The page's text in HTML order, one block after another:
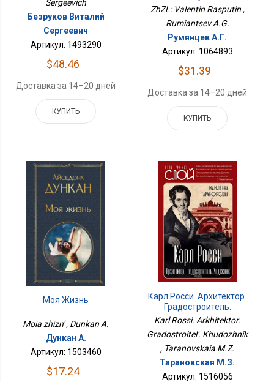
Sergeevich
Безруков Виталий
Сергеевич
Артикул: 1493290
$48.46
Доставка за 14–20 дней
КУПИТЬ
ZhZL: Valentin Rasputin ,
Rumiantsev A.G.
Румянцев А.Г.
Артикул: 1064893
$31.39
Доставка за 14–20 дней
КУПИТЬ
Моя Жизнь
Moia zhizn' , Dunkan A.
Дункан А.
Артикул: 1503460
$17.24
Карл Росси. Архитектор.
Градостроитель.
Художник
Karl Rossi. Arkhitektor.
Gradostroitel'. Khudozhnik
, Taranovskaia M.Z.
Тарановская М.З.
Артикул: 1516056